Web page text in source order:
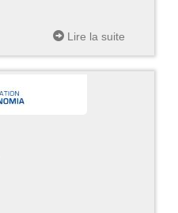
Lire la suite